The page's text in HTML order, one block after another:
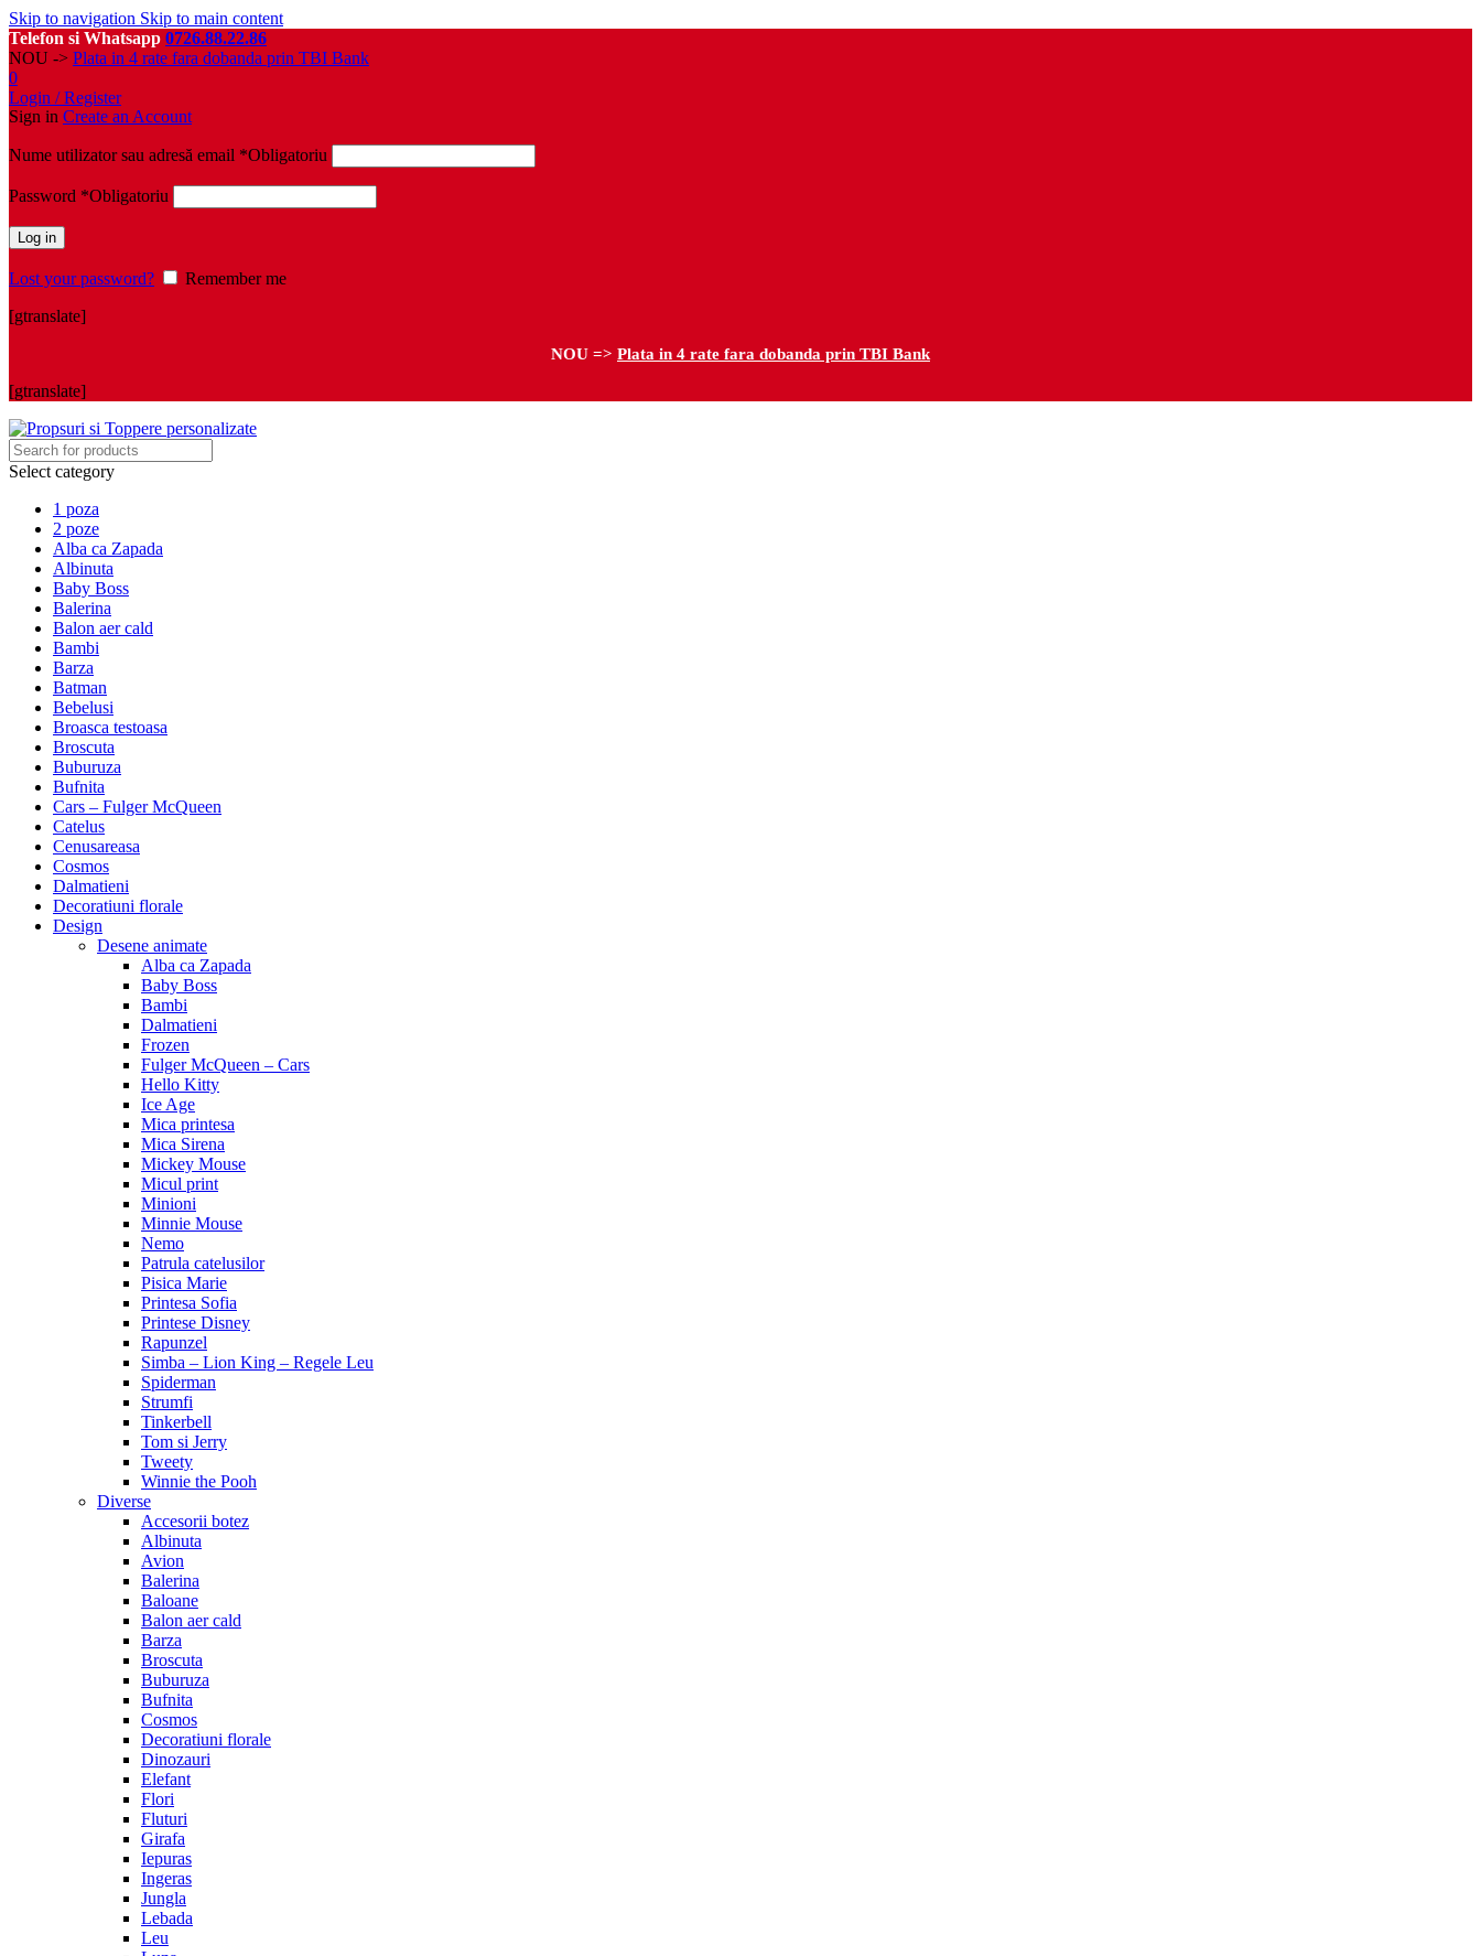
Skip to navigation Skip to main content
Telefon si Whatsapp 0726.88.22.86
NOU -> Plata in 4 rate fara dobanda prin TBI Bank
0
Login / Register
Sign in Create an Account
Nume utilizator sau adresă email *Obligatoriu
Password *Obligatoriu
Log in
Lost your password?
Remember me
[gtranslate]
NOU => Plata in 4 rate fara dobanda prin TBI Bank
[gtranslate]
Select category
1 poza
2 poze
Alba ca Zapada
Albinuta
Baby Boss
Balerina
Balon aer cald
Bambi
Barza
Batman
Bebelusi
Broasca testoasa
Broscuta
Buburuza
Bufnita
Cars – Fulger McQueen
Catelus
Cenusareasa
Cosmos
Dalmatieni
Decoratiuni florale
Design
Desene animate
Alba ca Zapada
Baby Boss
Bambi
Dalmatieni
Frozen
Fulger McQueen – Cars
Hello Kitty
Ice Age
Mica printesa
Mica Sirena
Mickey Mouse
Micul print
Minioni
Minnie Mouse
Nemo
Patrula catelusilor
Pisica Marie
Printesa Sofia
Printese Disney
Rapunzel
Simba – Lion King – Regele Leu
Spiderman
Strumfi
Tinkerbell
Tom si Jerry
Tweety
Winnie the Pooh
Diverse
Accesorii botez
Albinuta
Avion
Balerina
Baloane
Balon aer cald
Barza
Broscuta
Buburuza
Bufnita
Cosmos
Decoratiuni florale
Dinozauri
Elefant
Flori
Fluturi
Girafa
Iepuras
Ingeras
Jungla
Lebada
Leu